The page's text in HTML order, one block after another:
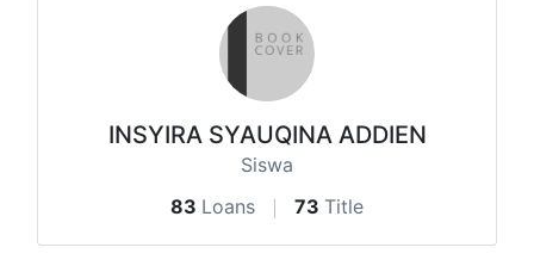
INSYIRA SYAUQINA ADDIEN
Siswa
83 Loans 73 Title